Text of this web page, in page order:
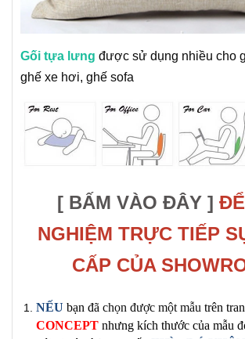
Gối tựa lưng được sử dụng nhiều cho
ghế xe hơi, ghế sofa
[ BẤM VÀO ĐÂY ]
NGHIỆM TRỰC TIẾP
CẤP CỦA
NẾU bạn đã chọn được một mẫu trên
CONCEPT nhưng kích thước của mẫu